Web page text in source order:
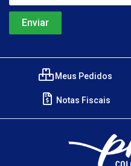
Meus Pedidos
Notas Fiscais